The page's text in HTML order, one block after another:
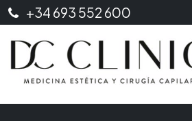
+34 693 552 600